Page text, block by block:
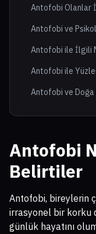
Antofobi Olanlar
Antofobi ve
Antofobi ile İlgili
Antofobi ile
Antofobi ve Doğa
Antofobi
Belirtiler
Antofobi, bireylerin
irrasyonel bir korku
günlük hayatını